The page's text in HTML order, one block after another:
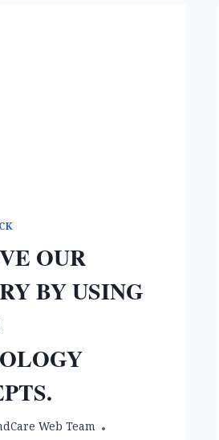
OUR
BY USING
Web Team